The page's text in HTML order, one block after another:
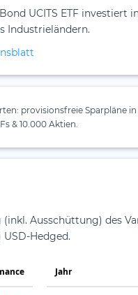
UCITS ETF investiert
Industrieländern.
provisionsfreie Sparpläne in
& 10.000 Aktien.
Ausschüttung) des
USD-Hedged.
Jahr